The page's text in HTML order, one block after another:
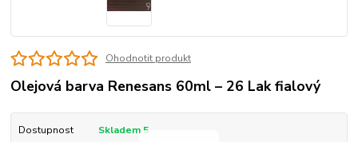
Ohodnotit produkt
Olejová barva Renesans 60ml – 26 Lak fialový
Dostupnost Skladem 5